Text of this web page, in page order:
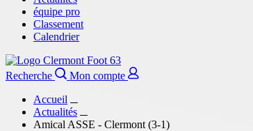
équipe pro
Classement
Calendrier
Recherche
Mon compte
Accueil
Actualités
Amical ASSE - Clermont (3-1)